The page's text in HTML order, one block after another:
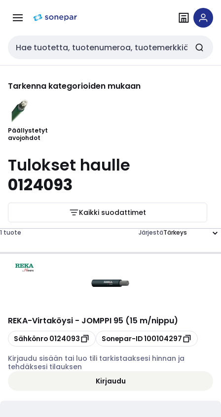
navigointiinsisältöön
Haku
Tarkenna kategorioiden mukaan
Päällystetyt
avojohdot
Tulokset haulle
0124093
Kaikki suodattimet
1 tuote Järjestä
REKA-Virtaköysi - JOMPPI 95 (15 m/nippu)
Kopioi
Sähkönro 0124093 Kopioi
Sonepar-ID100104297
Kirjaudu sisään tai luo tili tarkistaaksesi hinnan ja
tehdäksesi tilauksen
Kirjaudu